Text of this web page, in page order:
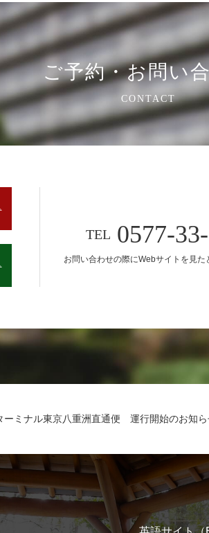
ご予約・お問い
CONTACT
TEL 0577-
お問い合わせの際にWebサイトを見た
ーミナル東京八重洲直通便 運行開始のお知